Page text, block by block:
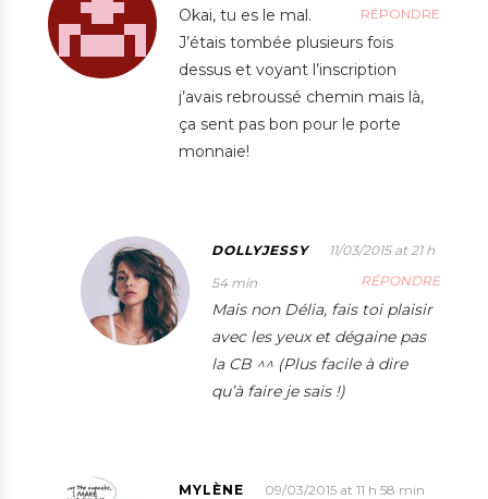
RÉPONDRE
Okai, tu es le mal.
J’étais tombée plusieurs fois
dessus et voyant l’inscription
j’avais rebroussé chemin mais là,
ça sent pas bon pour le porte
monnaie!
DOLLYJESSY
11/03/2015 at 21 h
54 min
RÉPONDRE
Mais non Délia, fais toi plaisir
avec les yeux et dégaine pas
la CB ^^ (Plus facile à dire
qu’à faire je sais !)
MYLÈNE
09/03/2015 at 11 h 58 min